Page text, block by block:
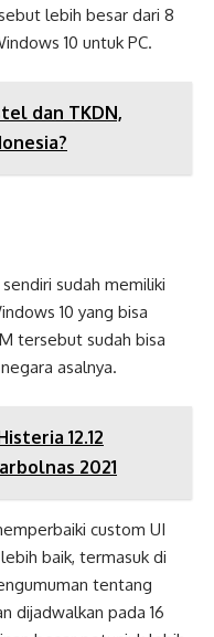
lebih besar dari 8
10 untuk PC.
dan TKDN,
sudah memiliki
10 yang bisa
tersebut sudah bisa
asalnya.
12.12
2021
custom UI
baik, termasuk di
tentang
dijadwalkan pada 16